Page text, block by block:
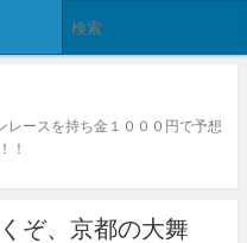
ースを持ち金１０００円で予想
！
ぞ、京都の大舞